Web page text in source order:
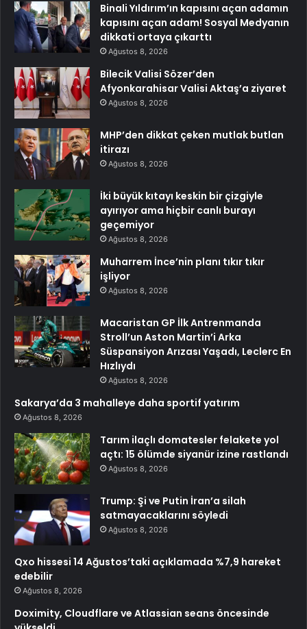
Binali Yıldırım’ın kapısını açan adamın
kapısını açan adam! Sosyal Medyanın
dikkati ortaya çıkarttı
Ağustos 8, 2026
Bilecik Valisi Sözer’den
Afyonkarahisar Valisi Aktaş’a ziyaret
Ağustos 8, 2026
MHP’den dikkat çeken mutlak butlan
itirazı
Ağustos 8, 2026
İki büyük kıtayı keskin bir çizgiyle
ayırıyor ama hiçbir canlı burayı
geçemiyor
Ağustos 8, 2026
Muharrem İnce’nin planı tıkır tıkır
işliyor
Ağustos 8, 2026
Macaristan GP İlk Antrenmanda
Stroll’un Aston Martin’i Arka
Süspansiyon Arızası Yaşadı, Leclerc En
Hızlıydı
Ağustos 8, 2026
Sakarya’da 3 mahalleye daha sportif yatırım
Ağustos 8, 2026
Tarım ilaçlı domatesler felakete yol
açtı: 15 ölümde siyanür izine rastlandı
Ağustos 8, 2026
Trump: Şi ve Putin İran’a silah
satmayacaklarını söyledi
Ağustos 8, 2026
Qxo hissesi 14 Ağustos’taki açıklamada %7,9 hareket
edebilir
Ağustos 8, 2026
Doximity, Cloudflare ve Atlassian seans öncesinde